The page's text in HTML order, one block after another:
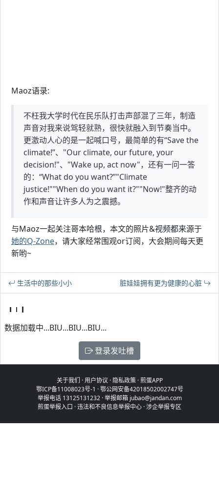
Maoz语录:
不枉我大学时代在民乐队打击声部混了三年，制造
声音对我来说驾轻就熟，很快就融入到节奏当中。
更激动人心的是一起喊口号，最简单的有“Save the
climate!”、"Our climate, our future, your
decision!"、"Wake up, act now"，还有一问一答
的：“What do you want?”"Climate
justice!""When do you want it?""Now!"整齐的动
作和声音让许多人为之震撼。
与Maoz一起关注哥本哈根，本文的照片&视频都来源于
她的Q-Zone，请大家经常围观or订阅，大会期间每天更
新哟~
生活中的那些小小 脏娃娃拥有更为健康的心脏
数据加载中...BIU...BIU...BIU...
登录发吐槽
关于我们 ·用户协议 · 隐私政策·煎蛋APP
鄂ICP备11008023号-1 ·鄂公网安备42018502002747号
举报电话 13125131232 · 举报邮箱 jubao@jandan.com
煎蛋举报入口 ·违法和不良信息举报中心 ·涉企举报专区